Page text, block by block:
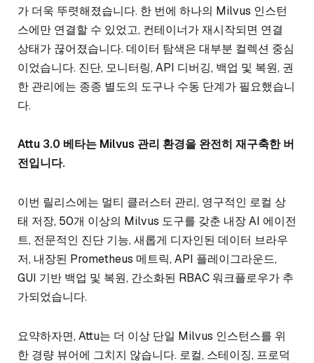
가 더욱 뚜렷해졌습니다. 한 번에 하나의 Milvus 인스턴
스에만 연결할 수 있었고, 컨테이너가 재시작되면 연결
상태가 끊어졌습니다. 데이터 탐색은 대부분 컬렉션 중심
이었습니다. 진단, 모니터링, API 디버깅, 백업 및 복원, 권
한 관리에는 종종 별도의 도구나 수동 단계가 필요했습니
다.
Attu 3.0 베타는 Milvus 관리 환경을 완전히 재구축한 버
전입니다.
이번 릴리스에는 멀티 클러스터 관리, 영구적인 로컬 상
태 저장, 50개 이상의 Milvus 도구를 갖춘 내장 AI 에이전
트, 전문적인 진단 기능, 새롭게 디자인된 데이터 브라우
저, 내장된 Prometheus 메트릭, API 플레이그라운드,
GUI 기반 백업 및 복원, 간소화된 RBAC 워크플로우가 추
가되었습니다.
요약하자면, Attu는 더 이상 단일 Milvus 인스턴스를 위
한 경량 뷰어에 그치지 않습니다. 로컬, 스테이징, 프로덕